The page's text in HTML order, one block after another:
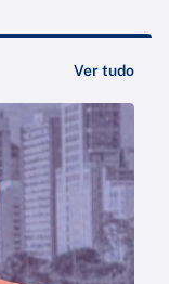
Ver tudo